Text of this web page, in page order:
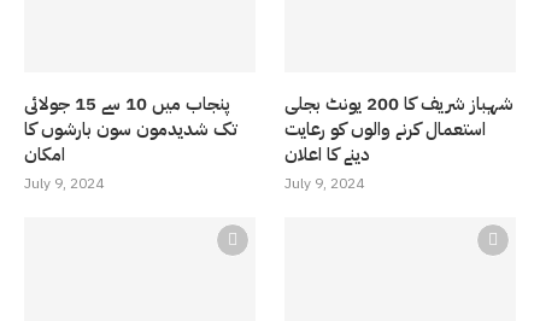
پنجاب میں 10 سے 15 جولائی
تک شدیدمون سون بارشوں کا
امکان
July 9, 2024
شہباز شریف کا 200 یونٹ بجلی
استعمال کرنے والوں کو رعایت
دینے کا اعلان
July 9, 2024